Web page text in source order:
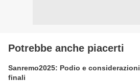
Potrebbe anche piacerti
Sanremo2025: Podio e considerazioni
finali